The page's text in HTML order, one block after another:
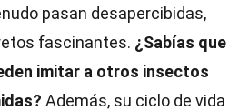
pasan desapercibidas,
fascinantes. ¿Sabías que
imitar a otros insectos
Además, su ciclo de vida